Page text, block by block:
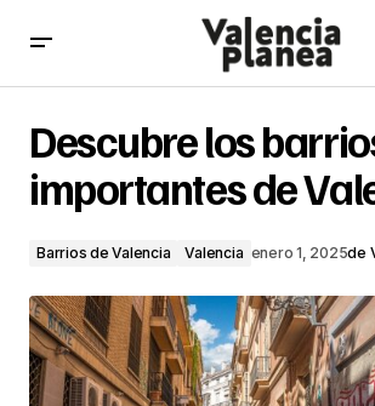
Descubre los
importantes de
Barrios de Valencia Valencia enero 1, 2025de